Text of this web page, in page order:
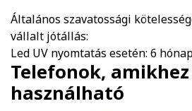
Általános szavatossági
vállalt jótállás:
Led UV nyomtatás esetén: 6
Telefonok,
használható